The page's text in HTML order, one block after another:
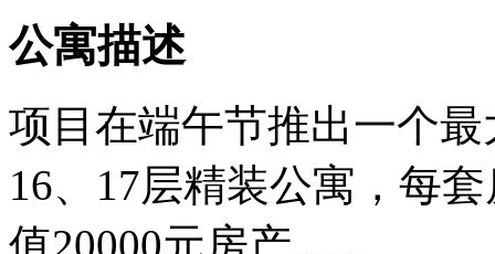
公寓描述
项目在端午节推出一个
16、17层精装公寓，每